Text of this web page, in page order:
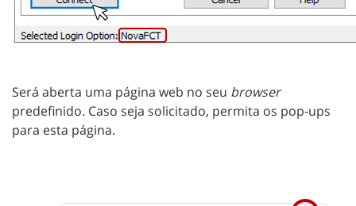
Será aberta uma página web no seu browser
predefinido. Caso seja solicitado, permita os pop-ups
para esta página.